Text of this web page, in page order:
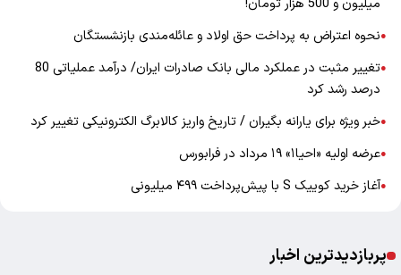
میلیون و 500 هزار تومان!
●نحوه اعتراض به پرداخت حق اولاد و عائله‌مندی بازنشستگان
●
تغییر مثبت در عملکرد مالی بانک صادرات ایران/ درآمد عملیاتی 80
درصد رشد کرد
●خبر ویژه برای یارانه بگیران / تاریخ واریز کالابرگ الکترونیکی تغییر کرد
●عرضه اولیه «احیا۱» ۱۹ مرداد در فرابورس
●آغاز خرید کوییک S با پیش‌پرداخت ۴۹۹ میلیونی
پربازدیدترین اخبار